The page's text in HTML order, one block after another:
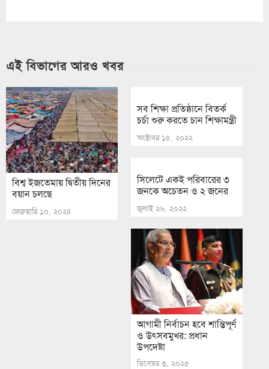
এই বিভাগের আরও খবর
বিশ্ব ইজতেমায় দ্বিতীয় দিনের
বয়ান চলছে
ফেব্রুয়ারি ১০, ২০২৪
সব শিক্ষা প্রতিষ্ঠানে বিতর্ক
চর্চা শুরু করতে চান শিক্ষামন্ত্রী
অক্টোবর ১৪, ২০২২
সিলেটে একই পরিবারের ৩
জনকে অচেতন ও ২ জনের
জুলাই ২৬, ২০২২
আগামী নির্বাচন হবে শান্তিপূর্ণ
ও উৎসবমুখর: প্রধান
উপদেষ্টা
ডিসেম্বর ৩, ২০২৫